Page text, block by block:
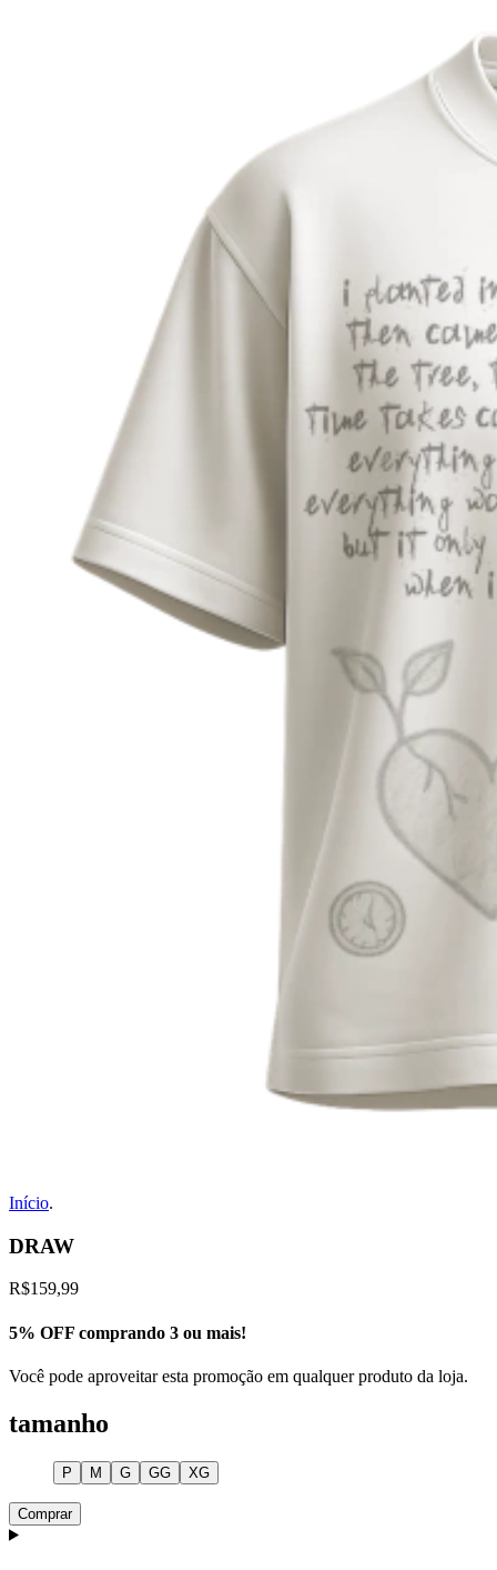
Início.
DRAW
R$159,99
5% OFF comprando 3 ou mais!
Você pode aproveitar esta promoção em qualquer produto da loja.
tamanho
P M G GG XG
Comprar